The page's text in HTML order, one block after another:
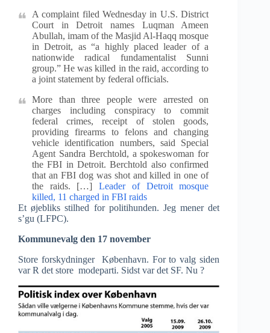
A complaint filed Wednesday in U.S. District
Court in Detroit names Luqman Ameen
Abullah, imam of the Masjid Al-Haqq mosque
in Detroit, as “a highly placed leader of a
nationwide radical fundamentalist Sunni
group.” He was killed in the raid, according to
a joint statement by federal officials.
More than three people were arrested on
charges including conspiracy to commit
federal crimes, receipt of stolen goods,
providing firearms to felons and changing
vehicle identification numbers, said Special
Agent Sandra Berchtold, a spokeswoman for
the FBI in Detroit. Berchtold also confirmed
that an FBI dog was shot and killed in one of
the raids. […]Leader of Detroit mosque
killed, 11 charged in FBI raids
Et øjebliks stilhed for politihunden. Jeg mener det
s’gu (LFPC).
Kommunevalg den 17 november
Store forskydninger København. For to valg siden
var R det store modeparti. Sidst var det SF. Nu ?